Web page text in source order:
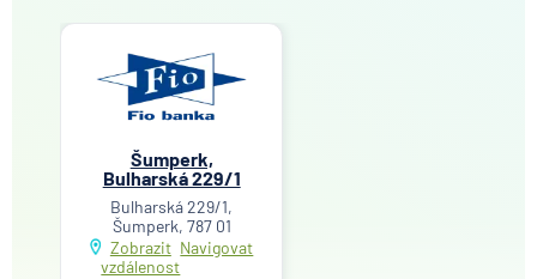
Šumperk,
Bulharská 229/1
Bulharská 229/1,
Šumperk, 787 01
Zobrazit
vzdálenost
Navigovat